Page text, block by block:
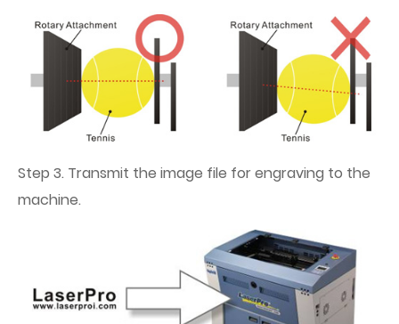
Step 3. Transmit the image file for engraving to the
machine.